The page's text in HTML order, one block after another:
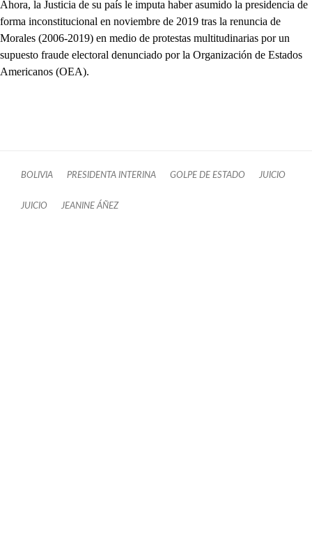
Ahora, la Justicia de su país le imputa haber asumido la presidencia de
forma inconstitucional en noviembre de 2019 tras la renuncia de
Morales (2006-2019) en medio de protestas multitudinarias por un
supuesto fraude electoral denunciado por la Organización de Estados
Americanos (OEA).
BOLIVIA PRESIDENTA INTERINA GOLPE DE ESTADO JUICIO
JUICIO JEANINE ÁÑEZ